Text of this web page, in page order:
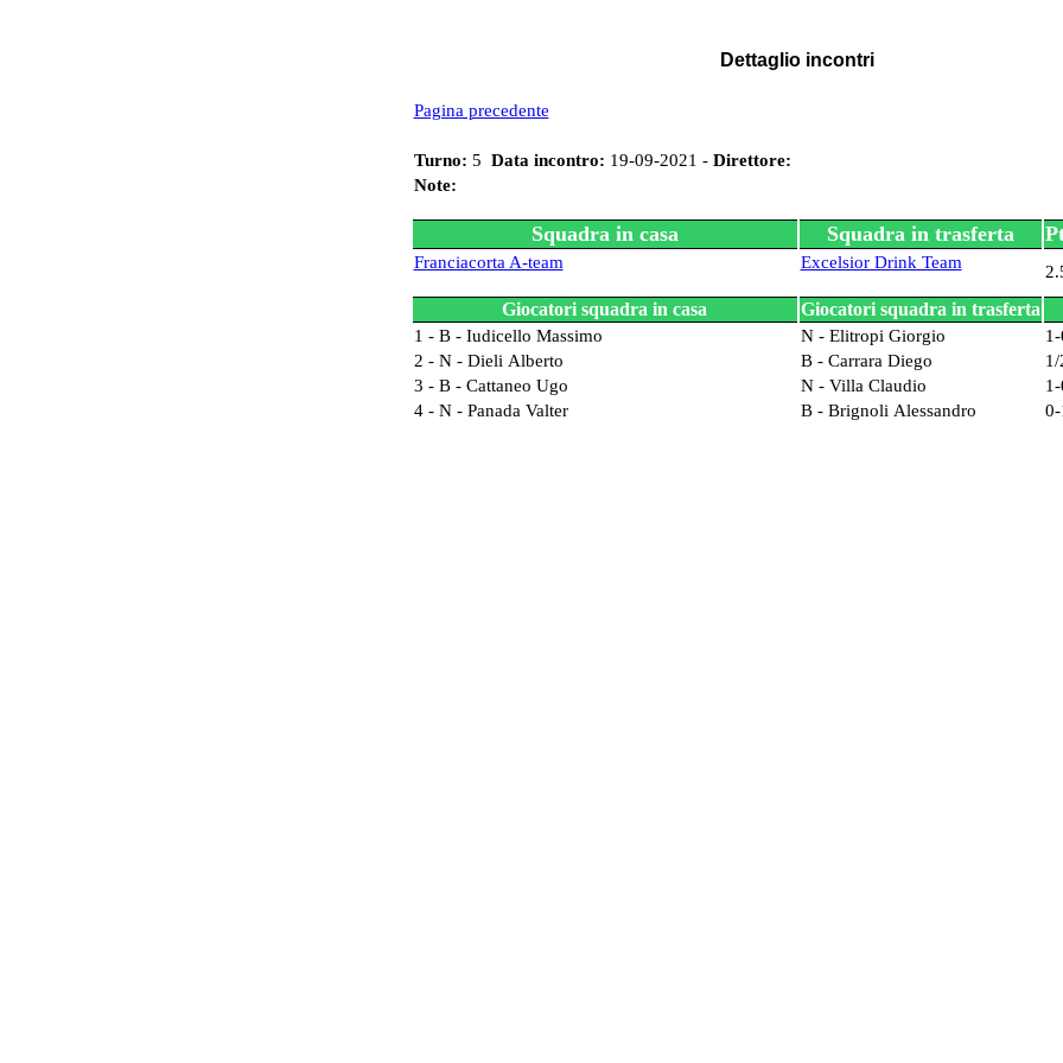
Dettaglio incontri
Pagina precedente
Turno: 5 Data incontro: 19-09-2021 - Direttore:
Note:
Squadra in casa Squadra in trasferta
Franciacorta A-team Excelsior Drink Team
Giocatori squadra in casa Giocatori squadra in trasferta
1 - B - Iudicello Massimo N - Elitropi Giorgio
2 - N - Dieli Alberto
B - Carrara Diego
1/
3 - B - Cattaneo Ugo
N - Villa Claudio
4 - N - Panada Valter
B - Brignoli Alessandro 0-